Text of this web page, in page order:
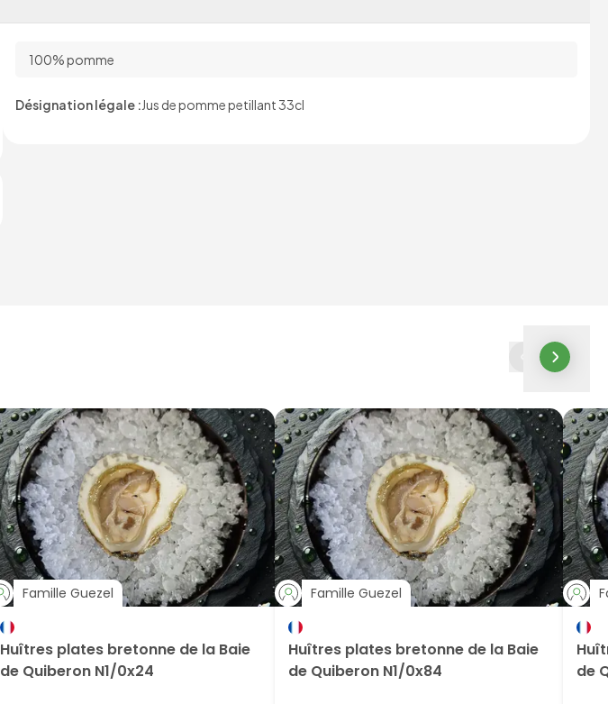
100% pomme
Désignation légale :Jus de pomme petillant 33cl
Famille Guezel
Huîtres plates bretonne de la Baie
de Quiberon N1/0x24
Famille Guezel
Huîtres plates bretonne de la Baie
de Quiberon N1/0x84
de